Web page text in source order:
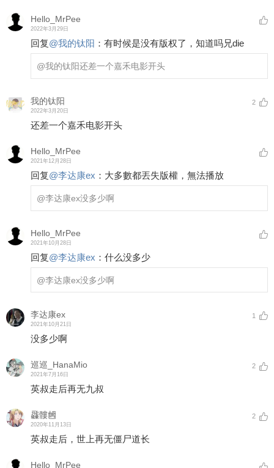
Hello_MrPee
2022年3月29日
回复@我的钛阳 ： 有时候是没有版权了，知道吗兄die
@我的钛阳还差一个嘉禾电影开头
我的钛阳
2022年3月20日
2
还差一个嘉禾电影开头
Hello_MrPee
2021年12月28日
回复@李达康ex ： 大多數都丟失版權，無法播放
@李达康ex没多少啊
Hello_MrPee
2021年10月28日
回复@李达康ex ： 什么没多少
@李达康ex没多少啊
李达康ex
2021年10月21日
1
没多少啊
巡巡_HanaMio
2021年7月16日
2
英叔走后再无九叔
飝髏乸
2020年11月13日
2
英叔走后，世上再无僵尸道长
Hello_MrPee